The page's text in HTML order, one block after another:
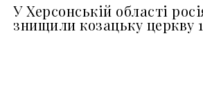
У Херсонській області
знищили козацьку церкву